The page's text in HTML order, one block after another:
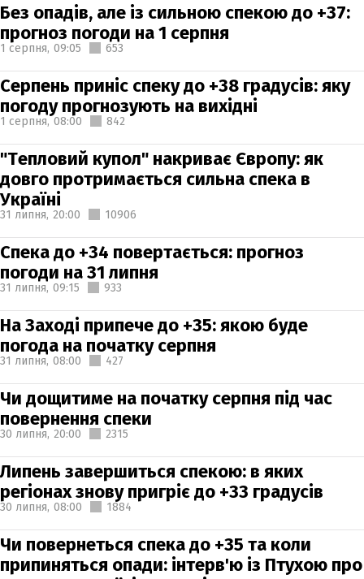
Без опадів, але із сильною спекою до +37:
прогноз погоди на 1 серпня
1 серпня, 09:05 653
Серпень приніс спеку до +38 градусів: яку
погоду прогнозують на вихідні
1 серпня, 08:00 842
"Тепловий купол" накриває Європу: як
довго протримається сильна спека в
Україні
31 липня, 20:00 10906
Спека до +34 повертається: прогноз
погоди на 31 липня
31 липня, 09:15 933
На Заході припече до +35: якою буде
погода на початку серпня
31 липня, 08:00 427
Чи дощитиме на початку серпня під час
повернення спеки
30 липня, 20:00 2315
Липень завершиться спекою: в яких
регіонах знову пригріє до +33 градусів
30 липня, 08:00 1884
Чи повернеться спека до +35 та коли
припиняться опади: інтерв'ю із Птухою про